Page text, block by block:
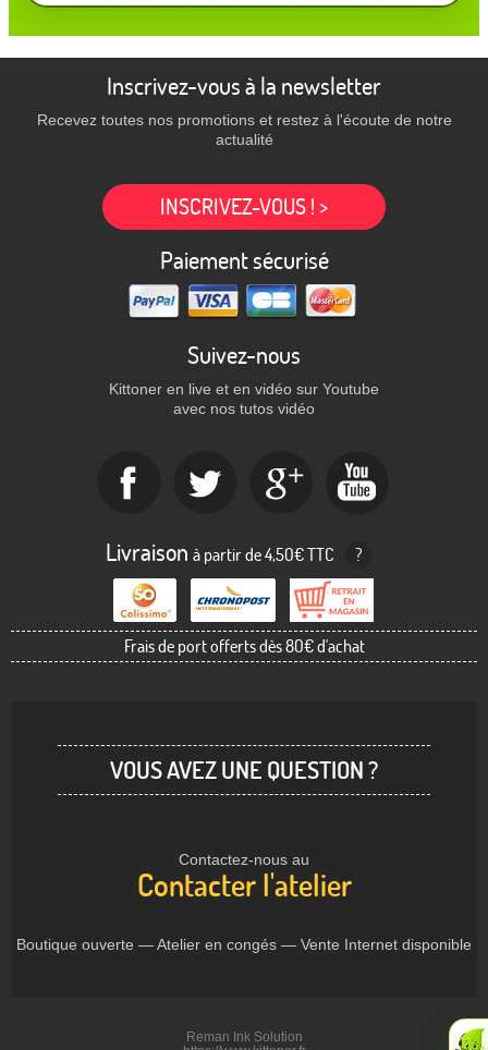
Inscrivez-vous à la newsletter
Recevez toutes nos promotions et restez à l'écoute de notre
actualité
INSCRIVEZ-VOUS ! >
Paiement sécurisé
Suivez-nous
Kittoner en live et en vidéo sur Youtube
avec nos tutos vidéo
Livraison à partir de 4,50€ TTC ?
Frais de port offerts dès 80€ d'achat
VOUS AVEZ UNE QUESTION ?
Contactez-nous au
Contacter l'atelier
Boutique ouverte — Atelier en congés — Vente Internet disponible
Reman Ink Solution